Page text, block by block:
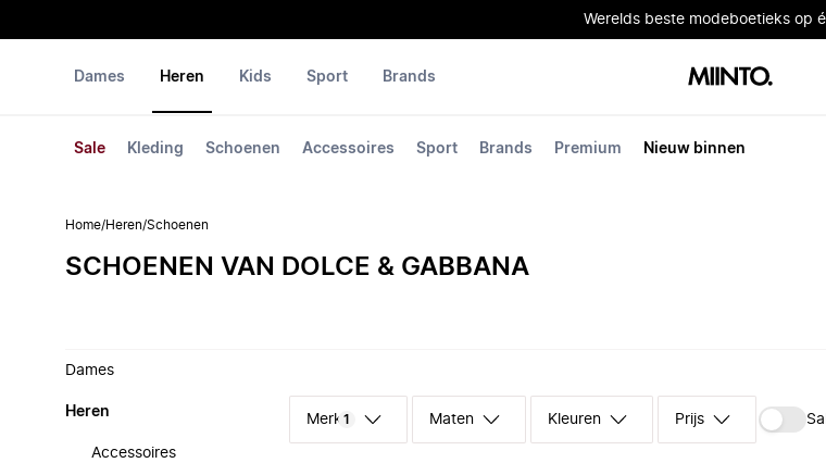
Werelds beste modeboetieks op
Dames Heren
Sale Kleding Schoenen Accessoires Sport Brands Premium Nieuw binnen
Kids Sport Brands
Home/Heren/Schoenen
SCHOENEN VAN DOLCE & GABBANA
Dames
Heren
Accessoires
Merk 1 Maten Kleuren Prijs